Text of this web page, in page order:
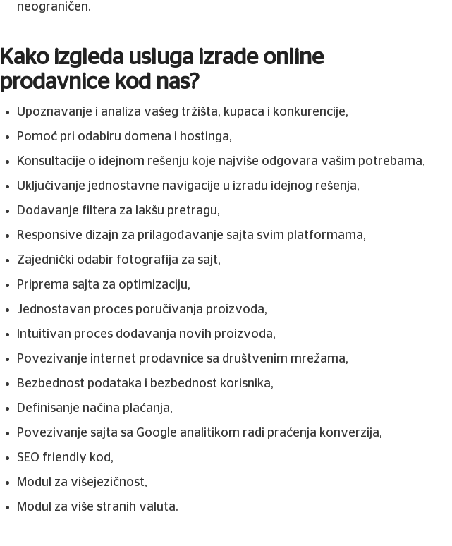
neograničen.
Kako izgleda usluga izrade online
prodavnice kod nas?
Upoznavanje i analiza vašeg tržišta, kupaca i konkurencije,
Pomoć pri odabiru domena i hostinga,
Konsultacije o idejnom rešenju koje najviše odgovara vašim potrebama,
Uključivanje jednostavne navigacije u izradu idejnog rešenja,
Dodavanje filtera za lakšu pretragu,
Responsive dizajn za prilagođavanje sajta svim platformama,
Zajednički odabir fotografija za sajt,
Priprema sajta za optimizaciju,
Jednostavan proces poručivanja proizvoda,
Intuitivan proces dodavanja novih proizvoda,
Povezivanje internet prodavnice sa društvenim mrežama,
Bezbednost podataka i bezbednost korisnika,
Definisanje načina plaćanja,
Povezivanje sajta sa Google analitikom radi praćenja konverzija,
SEO friendly kod,
Modul za višejezičnost,
Modul za više stranih valuta.